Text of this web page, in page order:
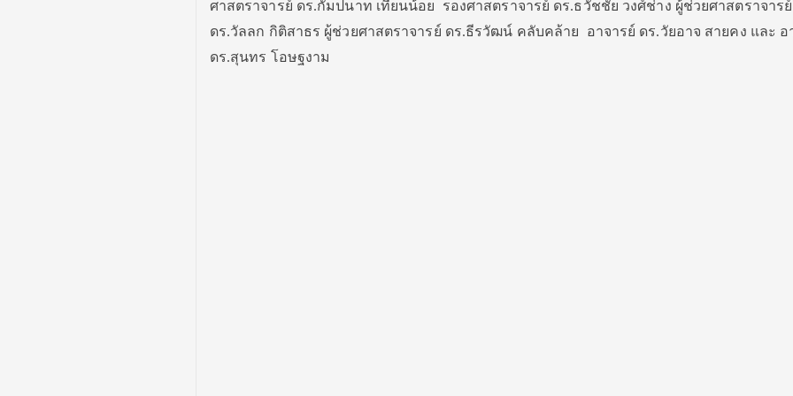
ศาสตราจารย์ ดร.กัมปนาท เทียนน้อย รองศาสตราจารย์ ดร.ธวัชชัย วงศ์ช่าง ผู้ช่วยศาสตราจารย์
ดร.วัลลก กิติสาธร ผู้ช่วยศาสตราจารย์ ดร.ธีรวัฒน์ คลับคล้าย อาจารย์ ดร.วัยอาจ สายคง และ อ
ดร.สุนทร โอษฐงาม